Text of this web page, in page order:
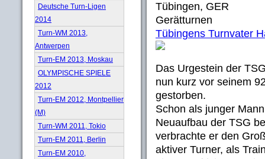
Deutsche Turn-Ligen
2014
Turn-WM 2013,
Antwerpen
Turn-EM 2013, Moskau
OLYMPISCHE SPIELE
2012
Turn-EM 2012, Montpellier
(M)
Turn-WM 2011, Tokio
Turn-EM 2011, Berlin
Turn-EM 2010,
Tübingen, GER
Gerätturnen
Tübingens Turnvater
Das Urgestein der
nun kurz vor seinem
gestorben.
Schon als junger
Neuaufbau der TSG
verbrachte er den
aktiver Turner, als